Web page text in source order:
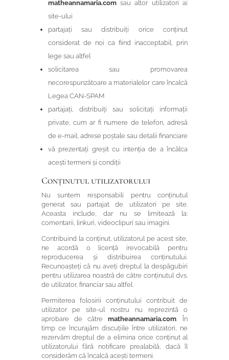
matheannamaria.comsau altor utilizatori ai
site-ului
partajați sau distribuiți orice conținut
considerat de noi ca fiind inacceptabil, prin
lege sau altfel
solicitarea sau promovarea
necorespunzătoare a materialelor care încalcă
Legea CAN-SPAM
partajați, distribuiți sau solicitați informații
private, cum ar fi numere de telefon, adresă
de e-mail, adrese poștale sau detalii financiare
vă prezentați greșit cu intenția de a încălca
acești termeni și condiții
Conținutul utilizatorului
Nu suntem responsabili pentru conținutul
generat sau partajat de utilizatori pe site.
Aceasta include, dar nu se limitează la:
comentarii, linkuri, videoclipuri sau imagini.
Contribuind la conținut, utilizatorul pe acest site,
ne acordă o licență irevocabilă pentru
reproducerea și distribuirea conținutului.
Recunoașteți că nu aveți dreptul la despăgubiri
pentru utilizarea noastră de către conținutul dvs.
de utilizator, financiar sau altfel.
Permiterea folosirii conținutului contribuit de
utilizator pe site-ul nostru nu reprezintă o
aprobare de cătrematheannamaria.com. În
timp ce încurajăm discuțiile între utilizatori, ne
rezervăm dreptul de a elimina orice conținut al
utilizatorului fără notificare prealabilă, dacă îl
considerăm că încalcă acești termeni.